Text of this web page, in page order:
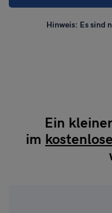
Hinweis: Es sind
Ein
im